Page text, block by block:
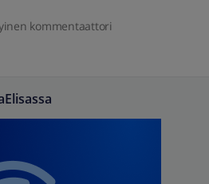
kommentaattori